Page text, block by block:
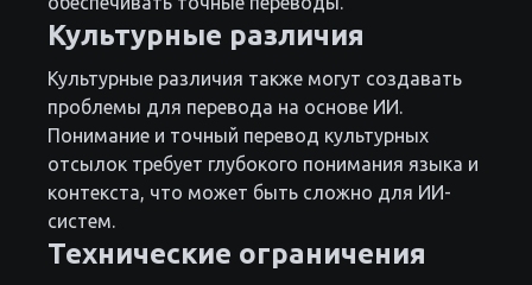
Культурные различия
Культурные различия также могут создавать
проблемы для перевода на основе ИИ.
Понимание и точный перевод культурных
отсылок требует глубокого понимания языка и
контекста, что может быть сложно для ИИ-
систем.
Технические ограничения